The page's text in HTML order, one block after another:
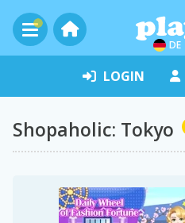
DE
LOGIN
Shopaholic: Tokyo